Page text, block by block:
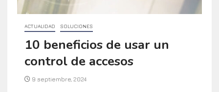
ACTUALIDAD SOLUCIONES
10 beneficios de usar un
control de accesos
9 septiembre, 2024